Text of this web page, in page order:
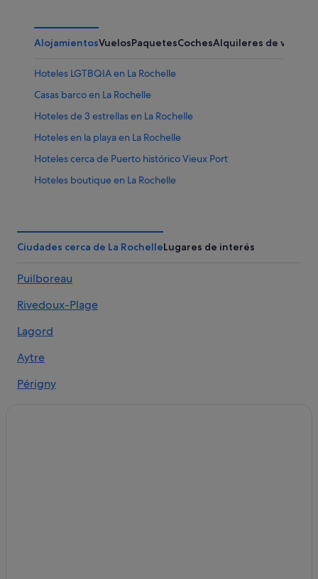
AlojamientosVuelosPaquetesCochesAlquileres de
Hoteles LGTBQIA en La Rochelle
Casas barco en La Rochelle
Hoteles de 3 estrellas en La Rochelle
Hoteles en la playa en La Rochelle
Hoteles cerca de Puerto histórico Vieux Port
Hoteles boutique en La Rochelle
Chalets en La Rochelle
Villas en La Rochelle
Hoteles de 4 estrellas en La Rochelle
Relais & Chateaux hoteles en La Rochelle
La Rochelle hoteles
Ciudades cerca de La RochelleLugares de interés
Puilboreau
Rivedoux-Plage
Lagord
Aytre
Périgny